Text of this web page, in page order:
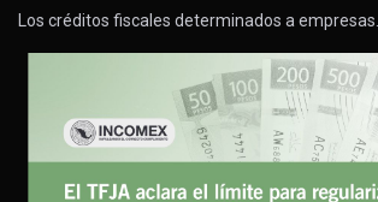
Los créditos fiscales determinados a empresas…